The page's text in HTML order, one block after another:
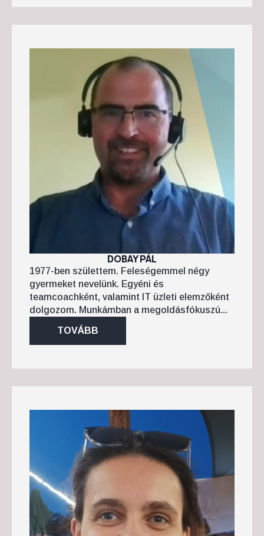
DOBAY PÁL
1977-ben születtem. Feleségemmel négy
gyermeket nevelünk. Egyéni és
teamcoachként, valamint IT üzleti elemzőként
dolgozom. Munkámban a megoldásfókuszú...
TOVÁBB